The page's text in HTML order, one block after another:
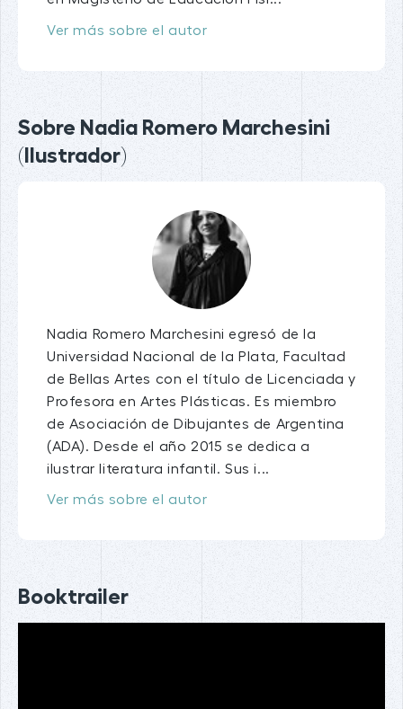
Ver más sobre el autor
Sobre Nadia Romero Marchesini
(Ilustrador)
Nadia Romero Marchesini egresó de la
Universidad Nacional de la Plata, Facultad
de Bellas Artes con el título de Licenciada y
Profesora en Artes Plásticas. Es miembro
de Asociación de Dibujantes de Argentina
(ADA). Desde el año 2015 se dedica a
ilustrar literatura infantil. Sus i...
Ver más sobre el autor
Booktrailer